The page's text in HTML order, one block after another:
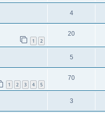
4
1 2
20
5
1 2 3 4 5
70
3